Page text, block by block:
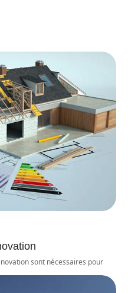
sont nécessaires pour